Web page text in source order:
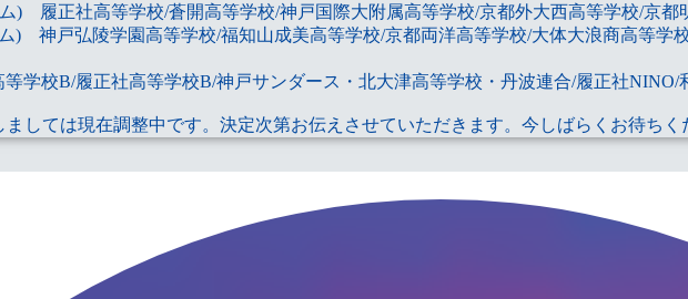
) 履正社高等学校/蒼開高等学校/神戸国際大附属高等学校/京都外大西高等学校/京都
) 神戸弘陵学園高等学校/福知山成美高等学校/京都両洋高等学校/大体大浪商高等学
学校B/履正社高等学校B/神戸サンダース・北大津高等学校・丹波連合/履正社NINO/
しては現在調整中です。決定次第お伝えさせていただきます。今しばらくお待ちく